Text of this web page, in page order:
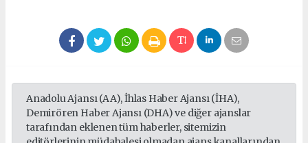
Anadolu Ajansı (AA), İhlas Haber Ajansı (İHA),
Demirören Haber Ajansı (DHA) ve diğer ajanslar
tarafından eklenen tüm haberler, sitemizin